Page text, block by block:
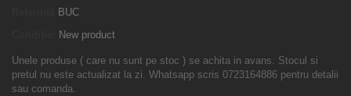
BUC
New product
Unele produse ( care nu sunt pe stoc ) se achita in avans. Stocul si
pretul nu este actualizat la zi. Whatsapp scris 0723164886 pentru detalii
sau comanda.